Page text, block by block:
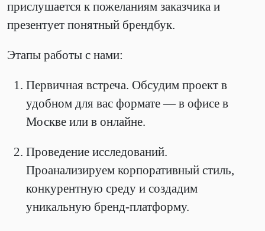
прислушается к пожеланиям заказчика и
презентует понятный брендбук.
Этапы работы с нами:
Первичная встреча. Обсудим проект в
удобном для вас формате — в офисе в
Москве или в онлайне.
Проведение исследований.
Проанализируем корпоративный стиль,
конкурентную среду и создадим
уникальную бренд-платформу.